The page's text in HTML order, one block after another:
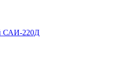
САИ-220Д